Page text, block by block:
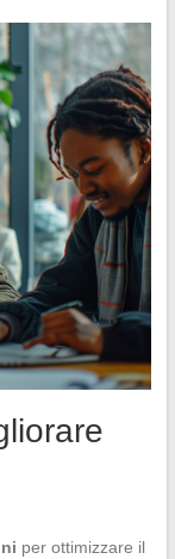
per ottimizzare il